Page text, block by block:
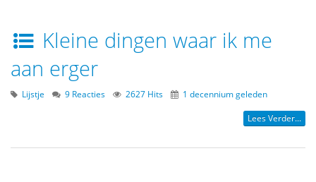
Kleine dingen waar ik me
aan erger
Lijstje 9 Reacties 2627 Hits 1 decennium geleden
Lees Verder...